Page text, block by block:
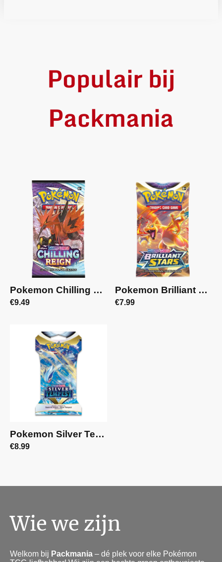
Populair bij
Packmania
Pokemon Chilling Reign Booster Pack | 00002
€9.49
Pokemon Brilliant Stars Booster Pack | 00001
€7.99
Pokemon Silver Tempest Sleeved Booster Pack | 00000
€8.99
Wie we zijn
Welkom bij Packmania – dé plek voor elke Pokémon